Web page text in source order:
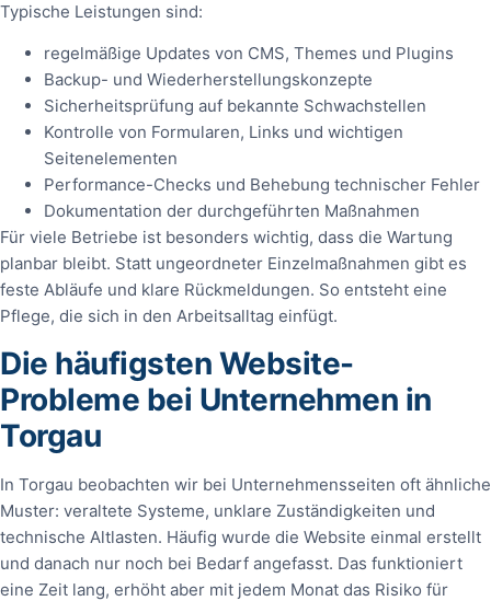
Typische Leistungen sind:
regelmäßige Updates von CMS, Themes und Plugins
Backup- und Wiederherstellungskonzepte
Sicherheitsprüfung auf bekannte Schwachstellen
Kontrolle von Formularen, Links und wichtigen
Seitenelementen
Performance-Checks und Behebung technischer Fehler
Dokumentation der durchgeführten Maßnahmen
Für viele Betriebe ist besonders wichtig, dass die Wartung
planbar bleibt. Statt ungeordneter Einzelmaßnahmen gibt es
feste Abläufe und klare Rückmeldungen. So entsteht eine
Pflege, die sich in den Arbeitsalltag einfügt.
Die häufigsten Website-
Probleme bei Unternehmen in
Torgau
In Torgau beobachten wir bei Unternehmensseiten oft ähnliche
Muster: veraltete Systeme, unklare Zuständigkeiten und
technische Altlasten. Häufig wurde die Website einmal erstellt
und danach nur noch bei Bedarf angefasst. Das funktioniert
eine Zeit lang, erhöht aber mit jedem Monat das Risiko für